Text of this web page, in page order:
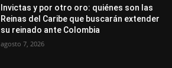
Invictas y por otro oro: quiénes son las
Reinas del Caribe que buscarán extender
su reinado ante Colombia
agosto 7, 2026